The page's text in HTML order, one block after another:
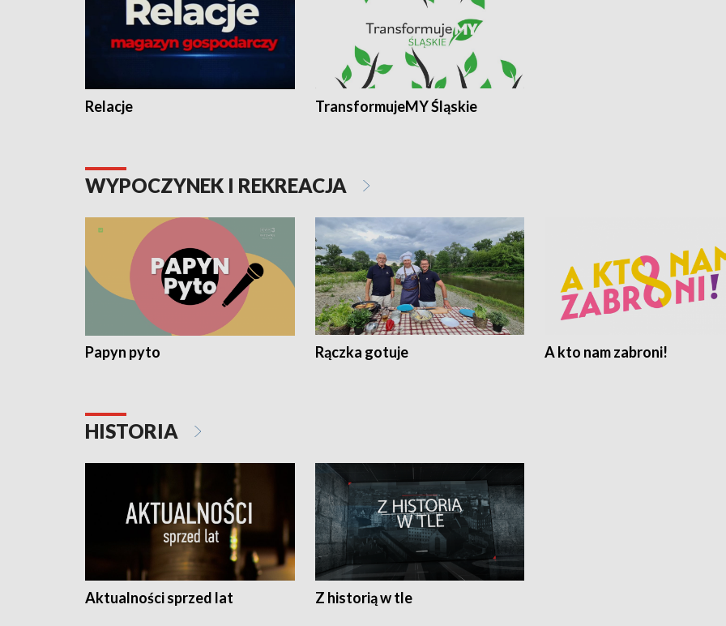
Relacje TransformujeMY Śląskie
WYPOCZYNEK I REKREACJA
Papyn pyto Rączka gotuje A kto nam zabroni!
HISTORIA
Aktualności sprzed lat Z historią w tle